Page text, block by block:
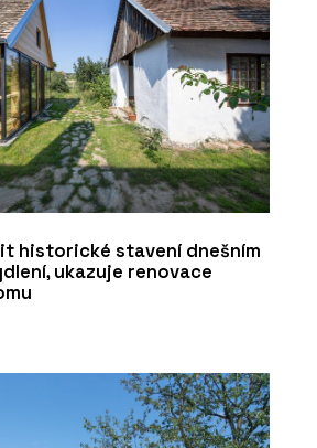
historické stavení dnešním
ukazuje renovace